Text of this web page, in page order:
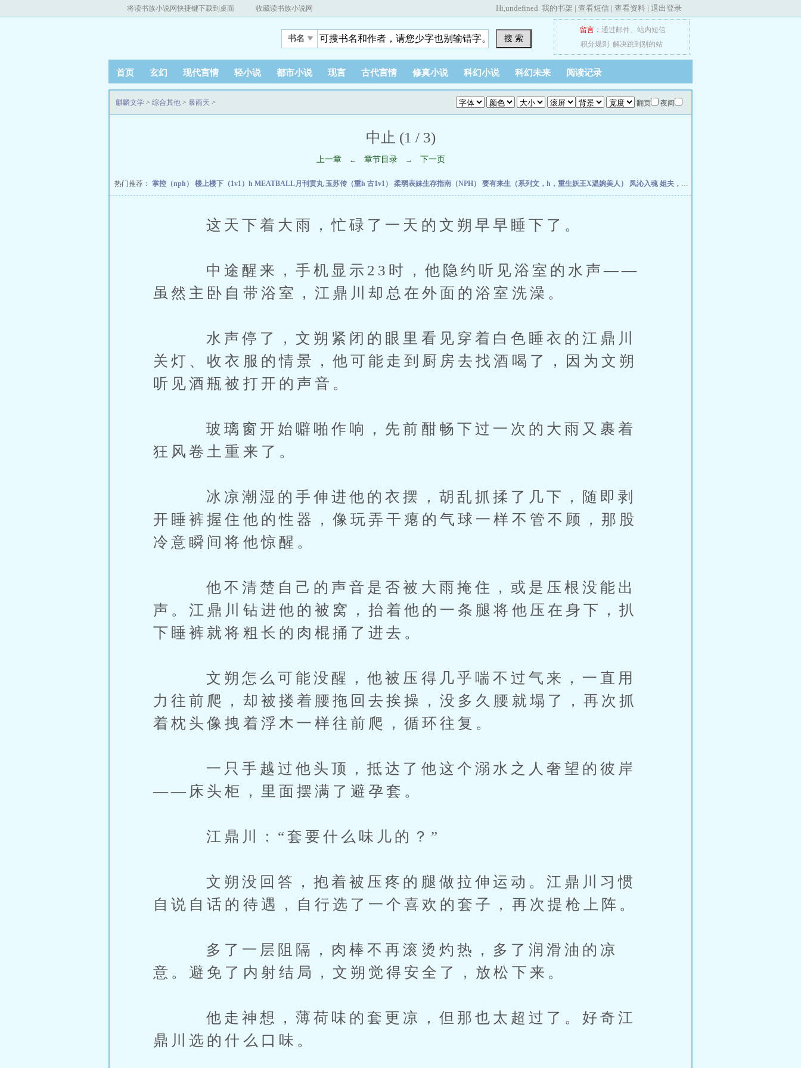
将读书族小说网快捷键下载到桌面 收藏读书族小说网 Hi,undefined 我的书架 | 查看短信 | 查看资料 | 退出登录
书名 搜 索
留言： 通过邮件、 站内短信
积分规则
解决跳到别的站
首页 玄幻 现代言情 轻小说 都市小说 现言 古代言情 修真小说 科幻小说 科幻未来 阅读记录
翻页 夜间
麒麟文学 > 综合其他 > 暴雨天 >
中止 (1 / 3)
上一章 ← 章节目录 → 下一页
热门推荐： 掌控（nph） 楼上楼下（1v1）h MEATBALL月刊贡丸 玉苏传（重h 古1v1） 柔弱表妹生存指南（NPH） 要有来生（系列文，h，重生妖王X温婉美人） 凤沁入魂 姐夫，太粗了【高H】
这天下着大雨，忙碌了一天的文朔早早睡下了。
中途醒来，手机显示23时，他隐约听见浴室的水声——
虽然主卧自带浴室，江鼎川却总在外面的浴室洗澡。
水声停了，文朔紧闭的眼里看见穿着白色睡衣的江鼎川
关灯、收衣服的情景，他可能走到厨房去找酒喝了，因为文朔
听见酒瓶被打开的声音。
玻璃窗开始噼啪作响，先前酣畅下过一次的大雨又裹着
狂风卷土重来了。
冰凉潮湿的手伸进他的衣摆，胡乱抓揉了几下，随即剥
开睡裤握住他的性器，像玩弄干瘪的气球一样不管不顾，那股
冷意瞬间将他惊醒。
他不清楚自己的声音是否被大雨掩住，或是压根没能出
声。江鼎川钻进他的被窝，抬着他的一条腿将他压在身下，扒
下睡裤就将粗长的肉棍捅了进去。
文朔怎么可能没醒，他被压得几乎喘不过气来，一直用
力往前爬，却被搂着腰拖回去挨操，没多久腰就塌了，再次抓
着枕头像拽着浮木一样往前爬，循环往复。
一只手越过他头顶，抵达了他这个溺水之人奢望的彼岸
——床头柜，里面摆满了避孕套。
江鼎川：“套要什么味儿的？”
文朔没回答，抱着被压疼的腿做拉伸运动。江鼎川习惯
自说自话的待遇，自行选了一个喜欢的套子，再次提枪上阵。
多了一层阻隔，肉棒不再滚烫灼热，多了润滑油的凉
意。避免了内射结局，文朔觉得安全了，放松下来。
他走神想，薄荷味的套更凉，但那也太超过了。好奇江
鼎川选的什么口味。